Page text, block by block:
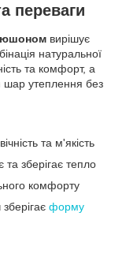
переваги
вирішує
натуральної
та комфорт, а
шар утеплення без
та м'якість
зберігає тепло
комфорту
форму